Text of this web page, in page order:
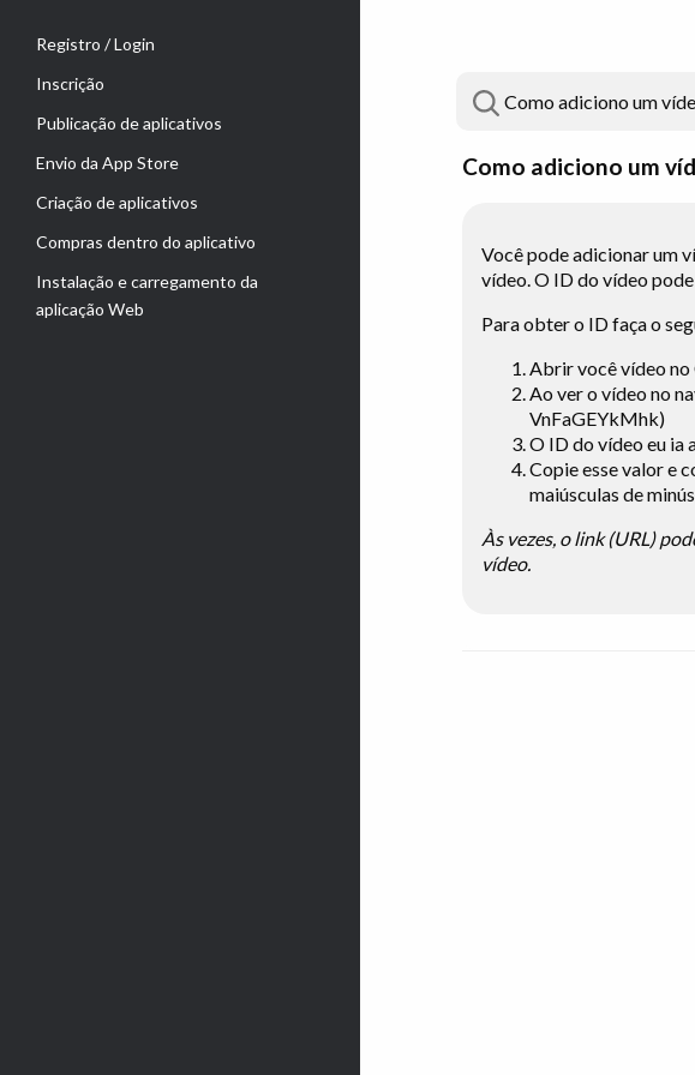
Registro / Login
Inscrição
Publicação de aplicativos
Envio da App Store
Criação de aplicativos
Compras dentro do aplicativo
Instalação e carregamento da
aplicação Web
Como adiciono um
Você pode adicionar um
vídeo. O ID do vídeo
Para obter o ID faça o
Abrirvocêvídeo no
Ao ver o vídeo no
VnFaGEYkMhk)
O ID do vídeo eu ia
Copie esse valor e
maiúsculas de
Às vezes, o link (URL)
vídeo.